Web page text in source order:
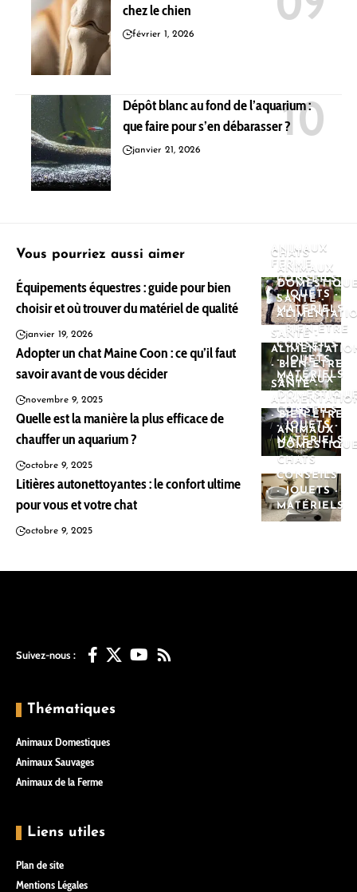
chez le chien
février 1, 2026
Dépôt blanc au fond de l’aquarium :
que faire pour s’en débarasser ?
janvier 21, 2026
Vous pourriez aussi aimer
ANIMAUX
FERME
CONSEILS
- JOUETS -
MATÉRIELS
Équipements équestres : guide pour bien
choisir et où trouver du matériel de qualité
janvier 19, 2026
CHATS
ANIMAUX
SANTÉ -
- BIEN-ÊTRE
CONSEILS
- JOUETS -
MATÉRIELS
Adopter un chat Maine Coon : ce qu’il faut
savoir avant de vous décider
novembre 9, 2025
SANTÉ -
- BIEN-ÊTRE
ANIMAUX
CONSEILS
- JOUETS -
MATÉRIELS
Quelle est la manière la plus efficace de
chauffer un aquarium ?
octobre 9, 2025
SANTÉ -
- BIEN-ÊTRE
ANIMAUX
CHATS
CONSEILS
- JOUETS -
MATÉRIELS
Litières autonettoyantes : le confort ultime
pour vous et votre chat
octobre 9, 2025
Suivez-nous :
Thématiques
Animaux Domestiques
Animaux Sauvages
Animaux de la Ferme
Liens utiles
Plan de site
Mentions Légales